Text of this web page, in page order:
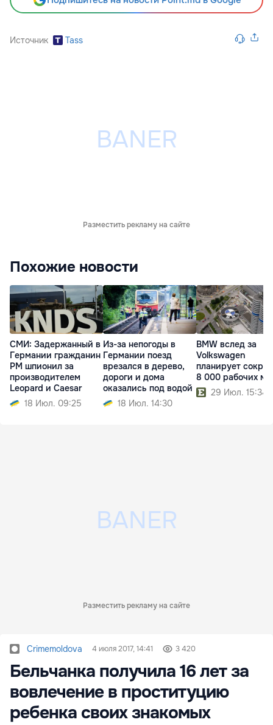
Источник Tass
Разместить рекламу на сайте
Похожие новости
СМИ: Задержанный в
Германии гражданин
РМ шпионил за
производителем
Leopard и Caesar
18 Июл. 09:25
Из-за непогоды в
Германии поезд
врезался в дерево,
дороги и дома
оказались под водой
18 Июл. 14:30
BMW вслед за
Volkswagen
планирует
8 000 рабочих
29 Июл. 15:34
Разместить рекламу на сайте
Crimemoldova 4 июля 2017, 14:41 3 420
Бельчанка получила 16 лет за
вовлечение в проституцию
ребенка своих знакомых